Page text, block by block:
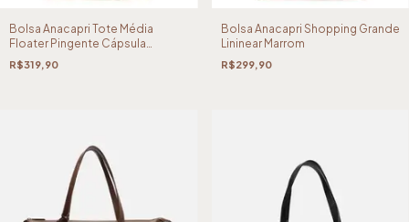
Bolsa Anacapri Tote Média
Floater Pingente Cápsula
Marrom
R$319,90
Bolsa Anacapri Shopping Grande
Lininear Marrom
R$299,90